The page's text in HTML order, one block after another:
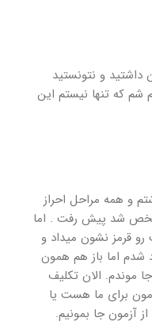
من ساعت ۵ آزمون داشتید و نتونستید
شم که تنها نیستم این
و همه مراحل احراز
شد پیش رفت . اما
قرمز نشون میداد و
اما باز هم همون
موندم. الان تکلیف
برای ما هست یا
آزمون جا بمونیم.